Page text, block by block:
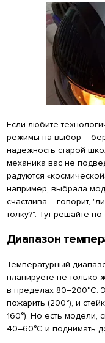
Если любите
режимы на выбор –
надежность старой
механика вас не
радуются
например, выбрала
счастлива – говорит,
толку?". Тут решайте по
Диапазон
Температурный
планируете не только
в пределах 80–200°C.
пожарить (200°), и
160°). Но есть
40–60°C и поднимать